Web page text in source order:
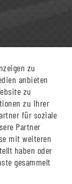
zu
anbieten
zu
zu Ihrer
für soziale
Partner
mit weiteren
haben oder
gesammelt